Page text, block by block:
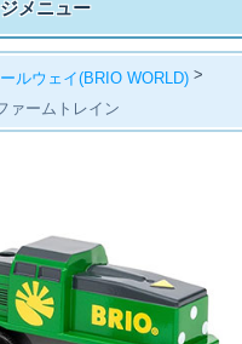
メニュー
ルウェイ(BRIO WORLD) >
ァームトレイン